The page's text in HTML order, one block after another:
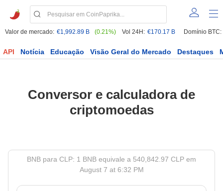
Valor de mercado: €1,992.89 B (0.21%) Vol 24H: €170.17 B Domínio BTC:
API Notícia Educação Visão Geral do Mercado Destaques
Conversor e calculadora de
criptomoedas
BNB para CLP: 1 BNB equivale a 540,842.97 CLP em
August 7 at 6:32 PM